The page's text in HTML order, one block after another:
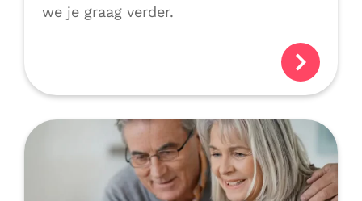
we je graag verder.